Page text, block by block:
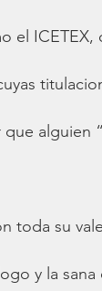
el ICETEX,
alguien
toda su
y la